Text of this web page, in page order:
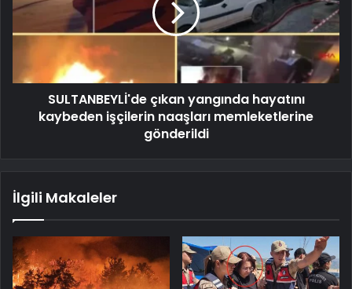
SULTANBEYLİ'de çıkan yangında hayatını
kaybeden işçilerin naaşları memleketlerine
gönderildi
İlgili Makaleler